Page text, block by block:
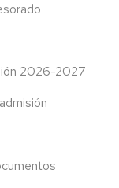
2026-2027